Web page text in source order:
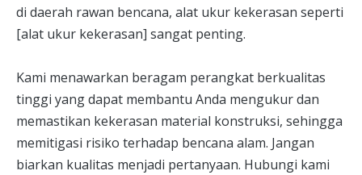
di daerah rawan bencana, alat ukur kekerasan seperti
[alat ukur kekerasan] sangat penting.
Kami menawarkan beragam perangkat berkualitas
tinggi yang dapat membantu Anda mengukur dan
memastikan kekerasan material konstruksi, sehingga
memitigasi risiko terhadap bencana alam. Jangan
biarkan kualitas menjadi pertanyaan. Hubungi kami